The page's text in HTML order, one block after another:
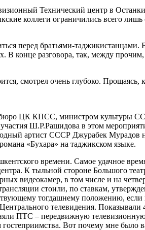
Технический центр в
коллеги ограничились всего
перед братьями-таджикистанцами.
конце разговора, так, между прочим,
смотрел очень глубоко. Прощаясь,
ЦК КПСС, министром культуры
Ш.Р.Рашидова в этом
артист СССР Джурабек Мурадов
«Бухара» на таджикском языке.
времени. Самое удачное
К тыльной стороне Большого
видеокамер, в том числе и на
стоили, по ставкам,
тогдашнему положению,
телевидения. Показывали
ПТС – передвижную
Вот почему мне было